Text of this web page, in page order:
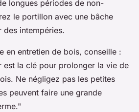
longues périodes de non-
le portillon avec une bâche
intempéries.
en entretien de bois, conseille :
est la clé pour prolonger la vie de
Ne négligez pas les petites
peuvent faire une grande